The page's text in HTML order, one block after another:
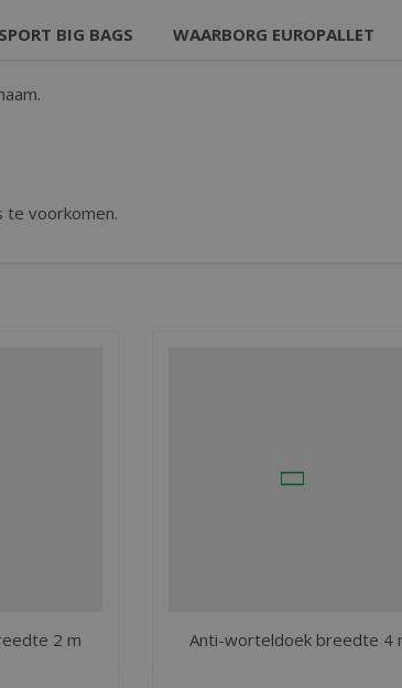
BIG BAGS WAARBORG EUROPALLET
te voorkomen.
2 m Anti-worteldoek breedte 4